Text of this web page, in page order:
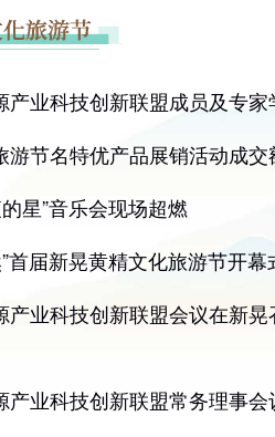
产业科技创新联盟成员及专
游节名特优产品展销活动成
星”音乐会现场超燃
首届新晃黄精文化旅游节开
产业科技创新联盟会议在新晃
产业科技创新联盟常务理事